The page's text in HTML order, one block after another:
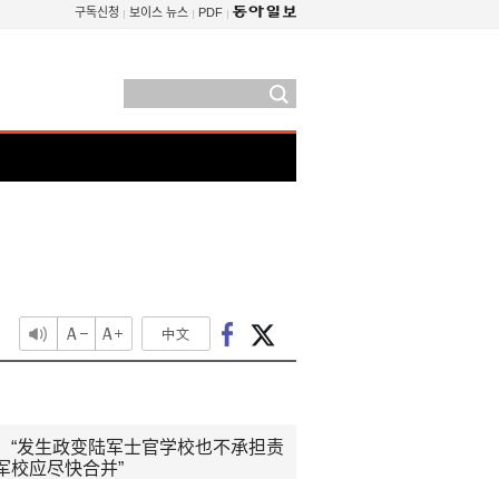
구독신청 보이스 뉴스 PDF
“发生政变陆军士官学校也不承担责
应尽快合并”